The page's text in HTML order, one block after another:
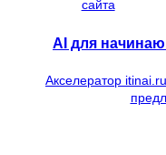
AI для
Акселератор